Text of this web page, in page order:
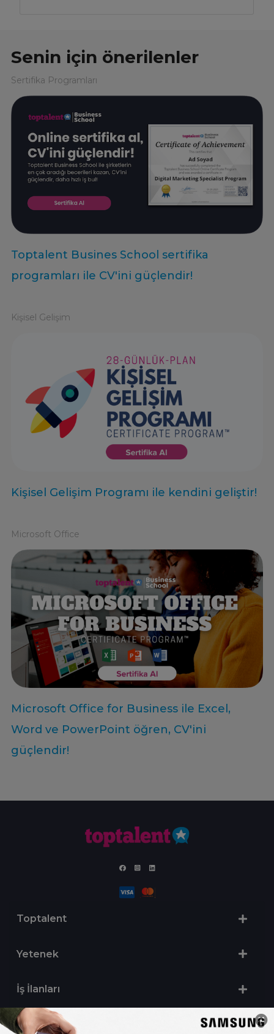
Senin için önerilenler
Sertifika Programları
Toptalent Busines School sertifika
programları ile CV'ini güçlendir!
Kişisel Gelişim
Kişisel Gelişim Programı ile kendini geliştir!
Microsoft Office
Microsoft Office for Business ile Excel,
Word ve PowerPoint öğren, CV'ini
güçlendir!
Toptalent
Yetenek
İş İlanları
Sertifika Programları